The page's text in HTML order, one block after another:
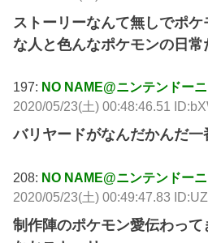
ストーリーなんて無しでポ
な人と色んなポケモンの日
197: NO NAME@ニンテンドー
2020/05/23(土) 00:48:46.51
バリヤードがなんだかんだ一
208: NO NAME@ニンテンドー
2020/05/23(土) 00:49:47.83
制作陣のポケモン愛伝わっ